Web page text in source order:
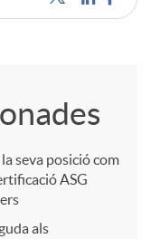
seva posició com
ASG
als